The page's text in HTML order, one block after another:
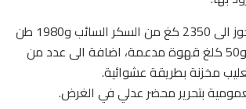
وتتوزع كمية المحجوز الى 2350 كغ من السكر السائب و1980 طن
من السكر المعلب و50 كلغ قهوة مدعمة، اضافة الى عدد من
مخزنة بطريقة عشوائية.
بتحرير محضر عدلي في الغرض.